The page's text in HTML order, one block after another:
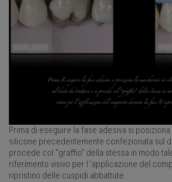
Prima di eseguire la fase adesiva si
silicone precedentemente confezionata sul
procede col “graffio” della stessa in modo
riferimento visivo per l ’applicazione del
ripristino delle cuspidi abbattute.